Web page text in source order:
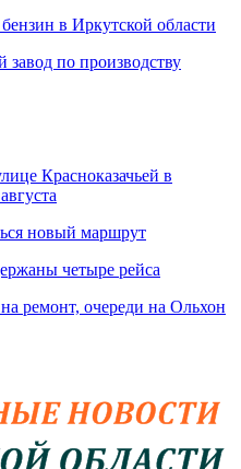
в Иркутской области
по производству
Красноказачьей в
новый маршрут
четыре рейса
ремонт, очереди на Ольхон